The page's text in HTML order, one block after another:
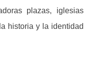
plazas, iglesias
historia y la identidad